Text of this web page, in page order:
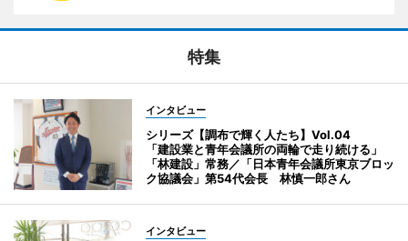
特集
インタビュー
シリーズ【調布で輝く人たち】Vol.04
「建設業と青年会議所の両輪で走り続ける」
「林建設」常務／「日本青年会議所東京ブロッ
ク協議会」第54代会長 林慎一郎さん
インタビュー